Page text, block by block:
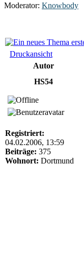
Moderator: Knowbody
Druckansicht
Autor
HS54
Registriert:
04.02.2006, 13:59
Beiträge: 375
Wohnort: Dortmund